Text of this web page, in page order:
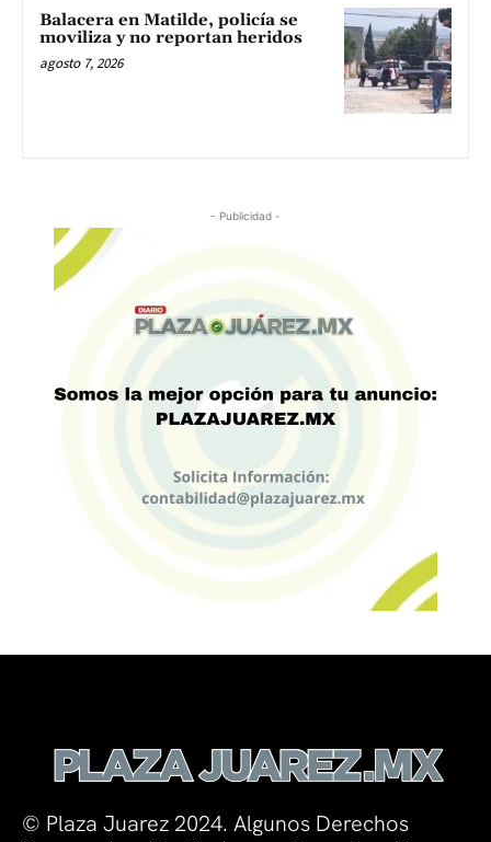
Balacera en Matilde, policía se
moviliza y no reportan heridos
agosto 7, 2026
- Publicidad -
© Plaza Juarez 2024. Algunos Derechos